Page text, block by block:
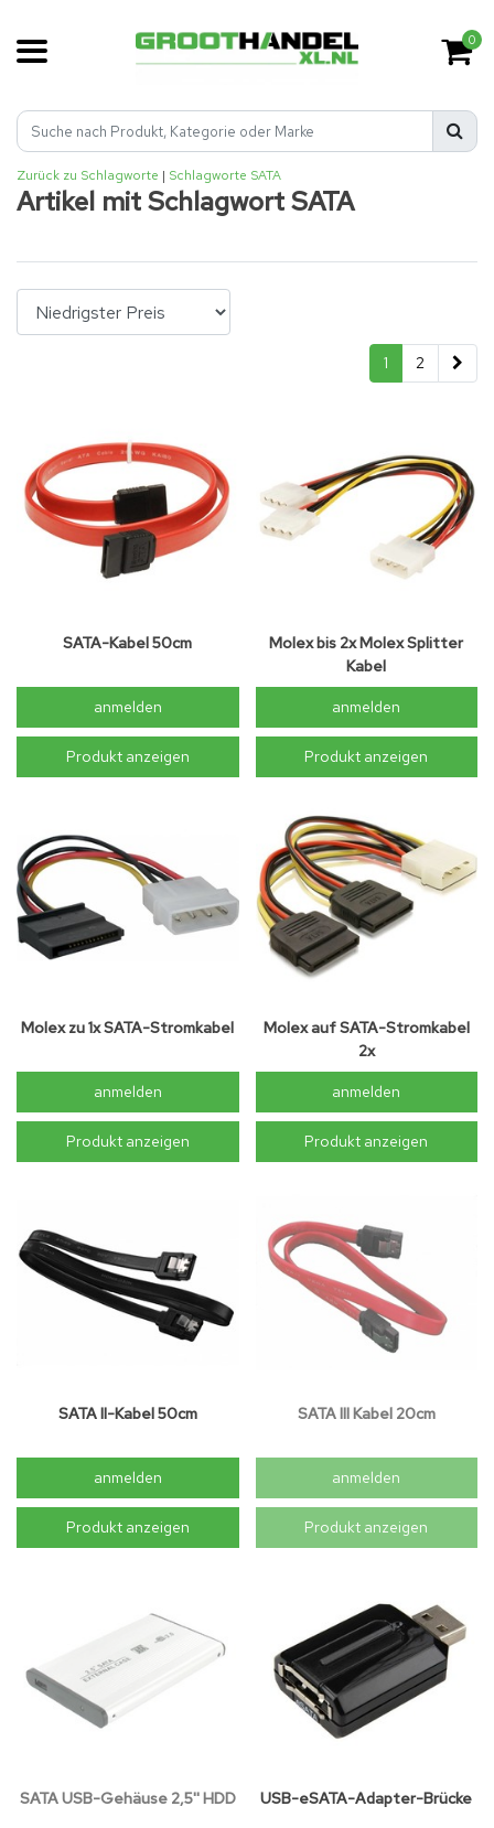
0
Zurück zu Schlagworte | Schlagworte SATA
Artikel mit Schlagwort SATA
1 2
SATA-Kabel 50cm
anmelden
Produkt anzeigen
Molex bis 2x Molex Splitter
Kabel
anmelden
Produkt anzeigen
Molex zu 1x SATA-Stromkabel
anmelden
Produkt anzeigen
Molex auf SATA-Stromkabel
2x
anmelden
Produkt anzeigen
SATA II-Kabel 50cm
anmelden
Produkt anzeigen
SATA III Kabel 20cm
anmelden
Produkt anzeigen
SATA USB-Gehäuse 2,5'' HDD USB-eSATA-Adapter-Brücke